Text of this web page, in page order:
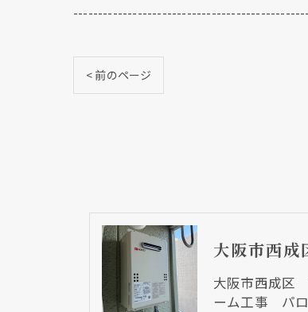
< 前のページ
大阪市西成区
ーム工事 パ